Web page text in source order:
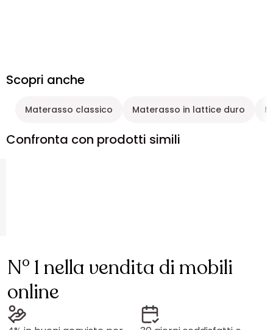
Scopri anche
Materasso classico Materasso in lattice duro
Confronta con prodotti simili
N° 1 nella vendita di mobili
online